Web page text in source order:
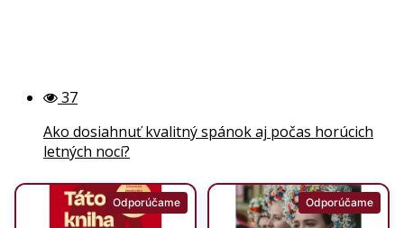
37
Ako dosiahnuť kvalitný spánok aj počas horúcich
letných nocí?